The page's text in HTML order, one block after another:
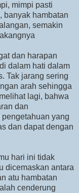
mimpi pasti
banyak hambatan
semakin
dan harapan
dalam hati dalam
Tak jarang sering
arah sehingga
lagi, bahwa
dan
yang
dan dapat dengan
hari ini tidak
dicemaskan antara
atu hambatan
cenderung